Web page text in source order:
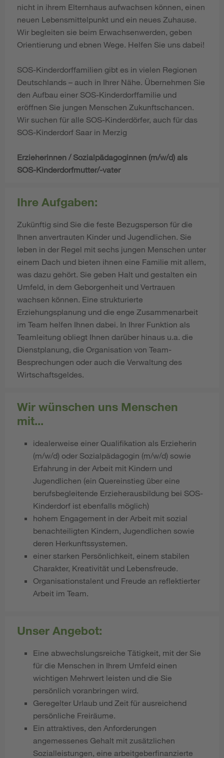
nicht in ihrem Elternhaus aufwachsen können, einen
neuen Lebensmittelpunkt und ein neues Zuhause.
Wir begleiten sie beim Erwachsenwerden, geben
Orientierung und ebnen Wege. Helfen Sie uns dabei!
SOS-Kinderdorffamilien gibt es in vielen Regionen
Deutschlands – auch in Ihrer Nähe. Übernehmen Sie
den Aufbau einer SOS-Kinderdorffamilie und
eröffnen Sie jungen Menschen Zukunftschancen.
Wir suchen für alle SOS-Kinderdörfer, auch für das
SOS-Kinderdorf Saar in Merzig
Erzieherinnen / Sozialpädagoginnen (m/w/d) als
SOS-Kinderdorfmutter/-vater
Ihre Aufgaben:
Zukünftig sind Sie die feste Bezugsperson für die
Ihnen anvertrauten Kinder und Jugendlichen. Sie
leben in der Regel mit sechs jungen Menschen unter
einem Dach und bieten ihnen eine Familie mit allem,
was dazu gehört. Sie geben Halt und gestalten ein
Umfeld, in dem Geborgenheit und Vertrauen
wachsen können. Eine strukturierte
Erziehungsplanung und die enge Zusammenarbeit
im Team helfen Ihnen dabei. In Ihrer Funktion als
Teamleitung obliegt Ihnen darüber hinaus u.a. die
Dienstplanung, die Organisation von Team-
Besprechungen oder auch die Verwaltung des
Wirtschaftsgeldes.
Wir wünschen uns Menschen
mit...
idealerweise einer Qualifikation als Erzieherin
(m/w/d) oder Sozialpädagogin (m/w/d) sowie
Erfahrung in der Arbeit mit Kindern und
Jugendlichen (ein Quereinstieg über eine
berufsbegleitende Erzieherausbildung bei SOS-
Kinderdorf ist ebenfalls möglich)
hohem Engagement in der Arbeit mit sozial
benachteiligten Kindern, Jugendlichen sowie
deren Herkunftssystemen.
​​​​​​einer starken Persönlichkeit, einem stabilen
Charakter, Kreativität und Lebensfreude.
Organisationstalent und Freude an reflektierter
Arbeit im Team.
Unser Angebot:
Eine abwechslungsreiche Tätigkeit, mit der Sie
für die Menschen in Ihrem Umfeld einen
wichtigen Mehrwert leisten und die Sie
persönlich voranbringen wird.
Geregelter Urlaub und Zeit für ausreichend
persönliche Freiräume.
Ein attraktives, den Anforderungen
angemessenes Gehalt mit zusätzlichen
Sozialleistungen, eine arbeitgeberfinanzierte